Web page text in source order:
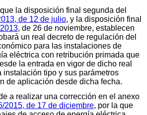
la disposición final segunda del
de 12 de julio, y la disposición final
, de 26 de noviembre, establecen
un real decreto de regulación del
para las instalaciones de
eléctrica con retribución primada que
la entrada en vigor de dicho real
instalación tipo y sus parámetros
de aplicación desde dicha fecha.
a realizar una corrección en el anexo
2015, de 17 de diciembre, por la que